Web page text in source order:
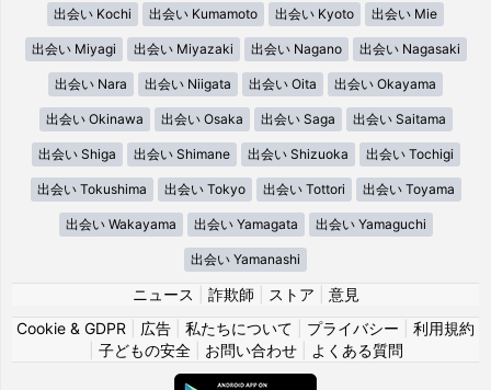
出会い Kochi 出会い Kumamoto 出会い Kyoto 出会い Mie
出会い Miyagi 出会い Miyazaki 出会い Nagano 出会い Nagasaki
出会い Nara 出会い Niigata 出会い Oita 出会い Okayama
出会い Okinawa 出会い Osaka 出会い Saga 出会い Saitama
出会い Shiga 出会い Shimane 出会い Shizuoka 出会い Tochigi
出会い Tokushima 出会い Tokyo 出会い Tottori 出会い Toyama
出会い Wakayama 出会い Yamagata 出会い Yamaguchi
出会い Yamanashi
ニュース 詐欺師 ストア
意見
Cookie & GDPR
広告 私たちについて プライバシー
利用規約
子どもの安全| お問い合わせ| よくある質問